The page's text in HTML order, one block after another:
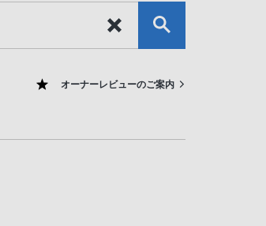
オーナーレビューのご案内